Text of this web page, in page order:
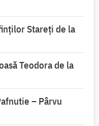
Stareți de la
Teodora de la
– Pârvu